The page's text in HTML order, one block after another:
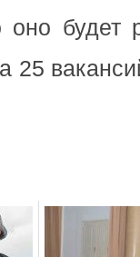
оно
25